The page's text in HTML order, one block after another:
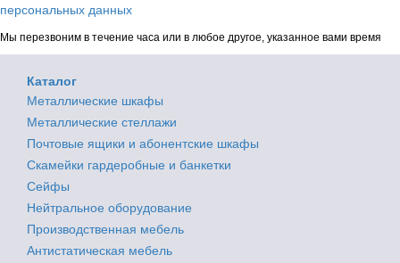
персональных данных
Мы перезвоним в течение часа или в любое другое, указанное вами время
Каталог
Металлические шкафы
Металлические стеллажи
Почтовые ящики и абонентские шкафы
Скамейки гардеробные и банкетки
Сейфы
Нейтральное оборудование
Производственная мебель
Антистатическая мебель